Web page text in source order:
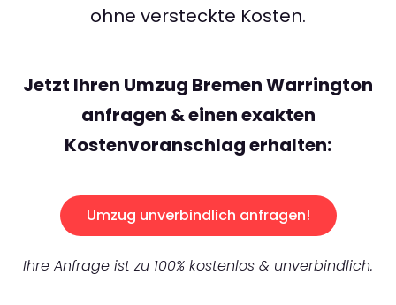
ohne versteckte Kosten.
Jetzt Ihren Umzug Bremen Warrington
anfragen & einen exakten
Kostenvoranschlag erhalten:
Umzug unverbindlich anfragen!
Ihre Anfrage ist zu 100% kostenlos & unverbindlich.